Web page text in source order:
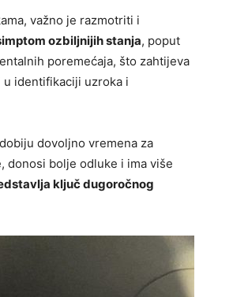
važno je razmotriti i
ozbiljnijih stanja, poput
poremećaja, što zahtijeva
identifikaciji uzroka i
dovoljno vremena za
donosi bolje odluke i ima više
ključ dugoročnog